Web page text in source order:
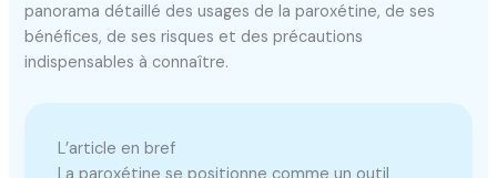
panorama détaillé des usages de la paroxétine, de ses
bénéfices, de ses risques et des précautions
indispensables à connaître.
L’article en bref